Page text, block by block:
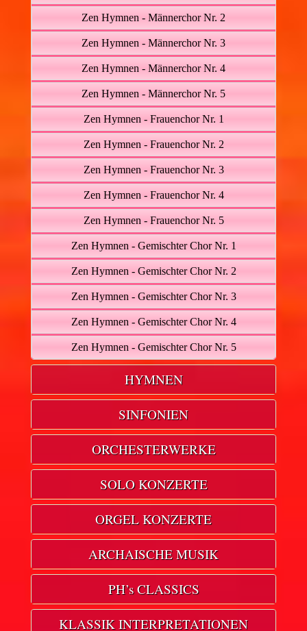
Zen Hymnen - Männerchor Nr. 2
Zen Hymnen - Männerchor Nr. 3
Zen Hymnen - Männerchor Nr. 4
Zen Hymnen - Männerchor Nr. 5
Zen Hymnen - Frauenchor Nr. 1
Zen Hymnen - Frauenchor Nr. 2
Zen Hymnen - Frauenchor Nr. 3
Zen Hymnen - Frauenchor Nr. 4
Zen Hymnen - Frauenchor Nr. 5
Zen Hymnen - Gemischter Chor Nr. 1
Zen Hymnen - Gemischter Chor Nr. 2
Zen Hymnen - Gemischter Chor Nr. 3
Zen Hymnen - Gemischter Chor Nr. 4
Zen Hymnen - Gemischter Chor Nr. 5
HYMNEN
SINFONIEN
ORCHESTERWERKE
SOLO KONZERTE
ORGEL KONZERTE
ARCHAISCHE MUSIK
PH’s CLASSICS
KLASSIK INTERPRETATIONEN